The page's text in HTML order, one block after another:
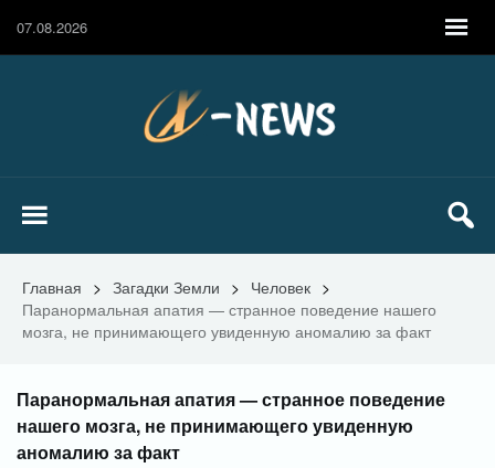
07.08.2026
Главная > Загадки Земли > Человек >
Паранормальная апатия — странное поведение нашего
мозга, не принимающего увиденную аномалию за факт
Паранормальная апатия — странное поведение
нашего мозга, не принимающего увиденную
аномалию за факт